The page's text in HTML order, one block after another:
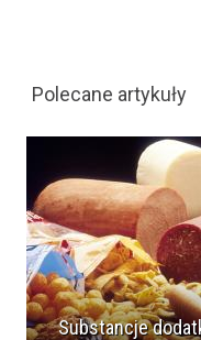
Polecane artykuły
Substancje